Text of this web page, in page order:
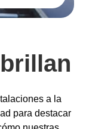
a la
para destacar